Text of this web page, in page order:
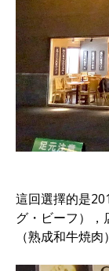
這回選擇的是
グ・ビーフ），
（熟成和牛焼肉